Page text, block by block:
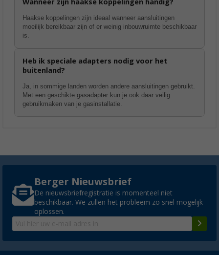
Wanneer zijn haakse koppelingen handig?
Haakse koppelingen zijn ideaal wanneer aansluitingen
moeilijk bereikbaar zijn of er weinig inbouwruimte beschikbaar
is.
Heb ik speciale adapters nodig voor het
buitenland?
Ja, in sommige landen worden andere aansluitingen gebruikt.
Met een geschikte gasadapter kun je ook daar veilig
gebruikmaken van je gasinstallatie.
Berger Nieuwsbrief
De nieuwsbriefregistratie is momenteel niet
beschikbaar. We zullen het probleem zo snel mogelijk
oplossen.